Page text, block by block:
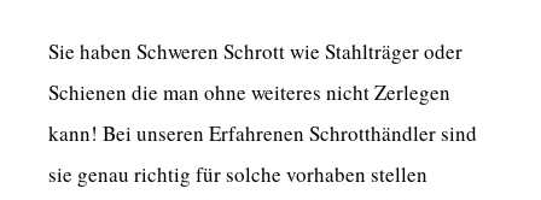
Sie haben Schweren Schrott wie Stahlträger oder
Schienen die man ohne weiteres nicht Zerlegen
kann! Bei unseren Erfahrenen Schrotthändler sind
sie genau richtig für solche vorhaben stellen